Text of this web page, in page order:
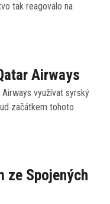
tak reagovalo na
Airways
využívat syrský
začátkem tohoto
ze Spojených